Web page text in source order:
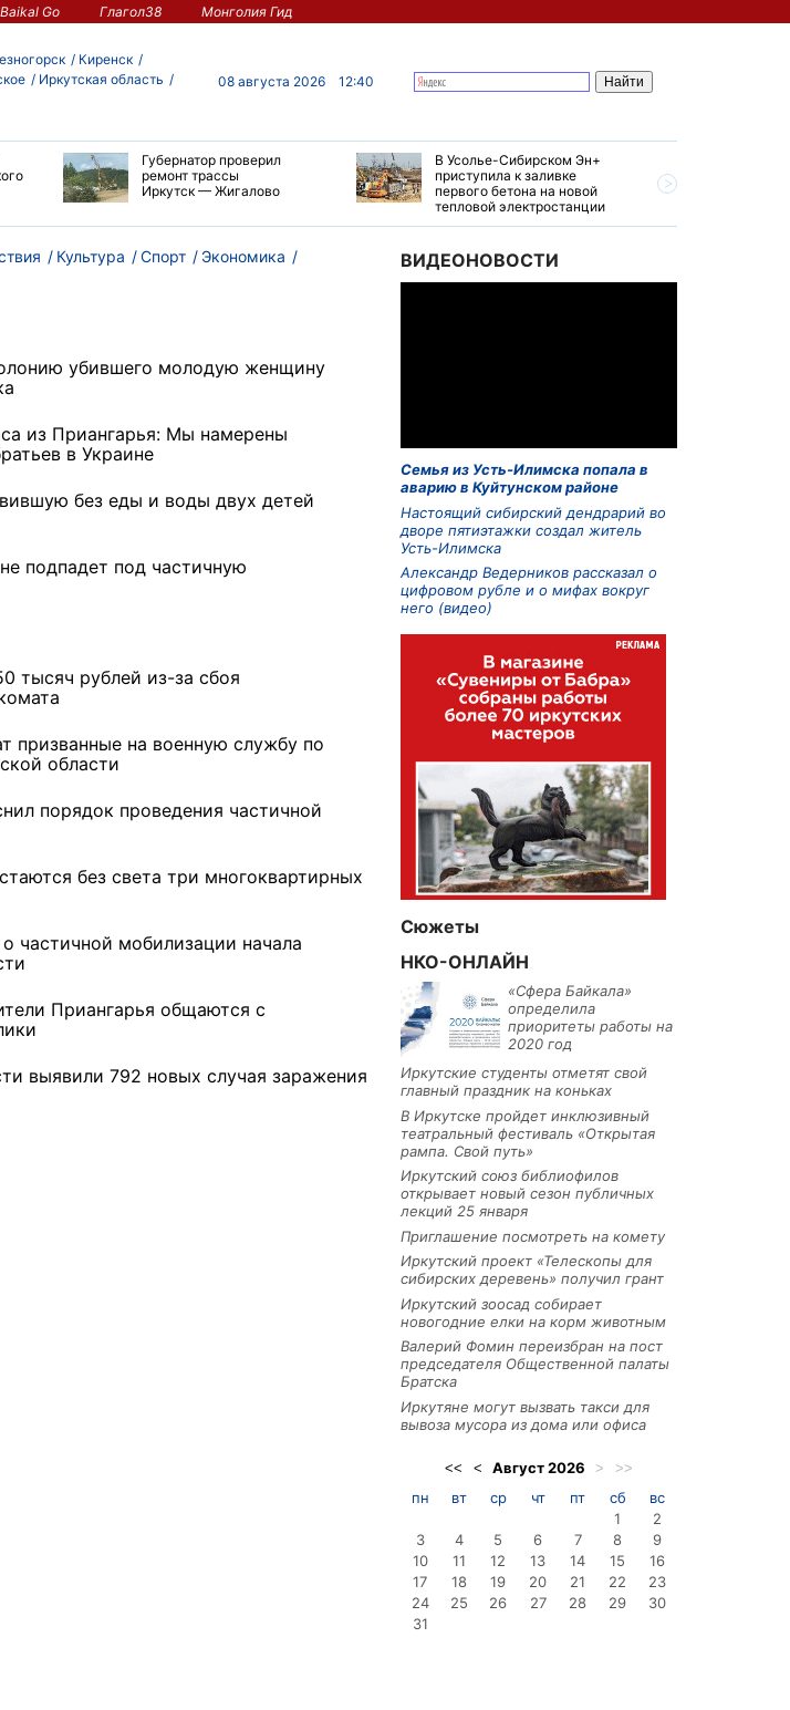
Go Глагол38 Монголия Гид
Киренск
Иркутская область
08 августа 2026 12:40
Губернатор проверил
ремонт трассы
Иркутск — Жигалово
В Усолье-Сибирском Эн+
приступила к заливке
первого бетона на новой
тепловой электростанции
получит
тренером» в Иркутской
4 фото
Культура Спорт
Экономика
убившего молодую женщину
из Приангарья: Мы намерены
в Украине
без еды и воды двух детей
подпадет под частичную
тысяч рублей из-за сбоя
призванные на военную службу по
области
порядок проведения частичной
без света три многоквартирных
частичной мобилизации начала
Приангарья общаются с
выявили 792 новых случая заражения
ВИДЕОНОВОСТИ
Семья из Усть-Илимска попала в
аварию в Куйтунском районе
Настоящий сибирский дендрарий во
дворе пятиэтажки создал житель
Усть-Илимска
Александр Ведерников рассказал о
цифровом рубле и о мифах вокруг
него (видео)
Сюжеты
НКО-ОНЛАЙН
«Сфера Байкала»
определила
приоритеты работы на
2020 год
Иркутские студенты отметят свой
главный праздник на коньках
В Иркутске пройдет инклюзивный
театральный фестиваль «Открытая
рампа. Свой путь»
Иркутский союз библиофилов
открывает новый сезон публичных
лекций 25 января
Приглашение посмотреть на комету
Иркутский проект «Телескопы для
сибирских деревень» получил грант
Иркутский зоосад собирает
новогодние елки на корм животным
Валерий Фомин переизбран на пост
председателя Общественной палаты
Братска
Иркутяне могут вызвать такси для
вывоза мусора из дома или офиса
<< < Август2026 > >>
пн вт ср чт пт сб
вс
1
2
3
4 5 6 7 8
9
10
11 12 13 14 15
16
17
18 19 20 21 22
23
24
25 26 27 28 29
30
31